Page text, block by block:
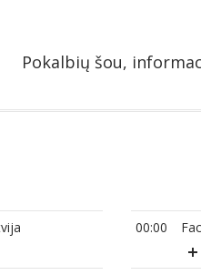
Pokalbių šou,
00:00